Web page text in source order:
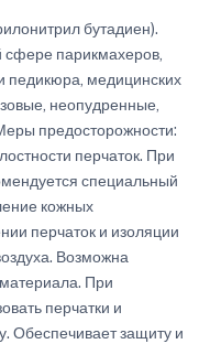
бутадиен).
парикмахеров,
педикюра, медицинских
неопудренные,
предосторожности:
перчаток. При
специальный
кожных
перчаток и изоляции
Возможна
При
перчатки и
Обеспечивает защиту и